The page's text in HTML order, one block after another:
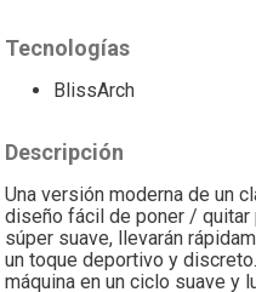
Tecnologías
BlissArch
Descripción
Una versión moderna de un
diseño fácil de poner / quitar
súper suave, llevarán
un toque deportivo y
máquina en un ciclo suave y